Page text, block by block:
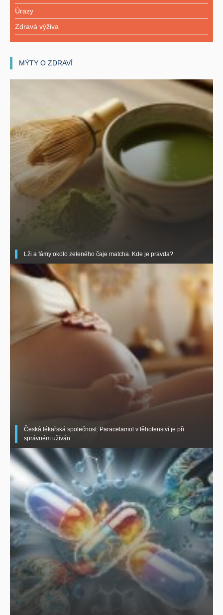
Úrazy
Zdravá výživa
MÝTY O ZDRAVÍ
Lži a fámy okolo zeleného čaje matcha. Kde je pravda?
Česká lékařská společnost: Paracetamol v těhotenství je při
správném užíván ..